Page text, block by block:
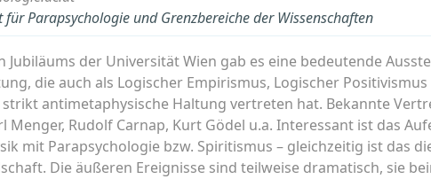
für Parapsychologie und Grenzbereiche der Wissenschaften
Jubiläums der Universität Wien gab es eine bedeutende
die auch als Logischer Empirismus, Logischer
antimetaphysische Haltung vertreten hat. Bekannte
Menger, Rudolf Carnap, Kurt Gödel u.a. Interessant ist das
mit Parapsychologie bzw. Spiritismus – gleichzeitig ist das
Die äußeren Ereignisse sind teilweise dramatisch, sie